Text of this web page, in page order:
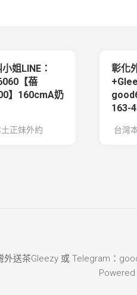
姐LINE：
【蓓
】160cmA奶
正妹外約
彰化
163-
台灣
外送茶Gleezy 或 Telegram：
Powered